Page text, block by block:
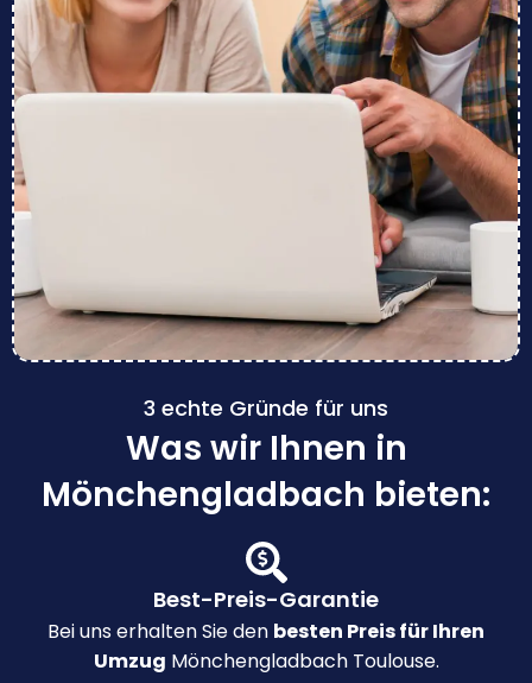
3 echte Gründe für uns
Was wir Ihnen in
Mönchengladbach bieten:
Best-Preis-Garantie
Bei uns erhalten Sie den besten Preis für Ihren
Umzug Mönchengladbach Toulouse.